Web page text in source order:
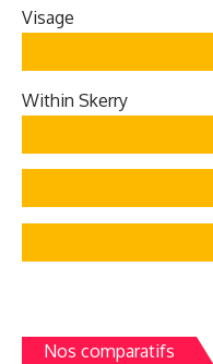
Vis­age
With­in Skerry
Nos comparatifs